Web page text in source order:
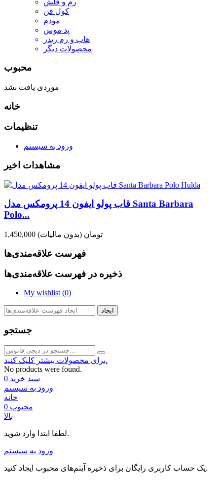
کول فن
مودم
پد موس
هاب و رم ریدر
محصولات دیگر
محبوب
موردی یافت نشد
خانه
تنظیمات
ورود به سیستم
مشاهدات اخیر
قاب پولو ایفون 14 پرومکس مدل Santa Barbara
Polo...
1,450,000 تومان (بدون مالیات)
فهرست علاقه‌مندی‌ها
ذخیره در فهرست علاقه‌مندی‌ها
My wishlist (0)
ایجاد
جستجو
برای محصولات بیشتر کلیک کنید.
No products were found.
سبد خرید 0
ورود به سیستم
خانه
محبوب 0
بالا
لطفا ابتدا وارد شوید.
ورود به سیستم
یک حساب کاربری رایگان برای ذخیره آیتم‌های محبوب ایجاد کنید.